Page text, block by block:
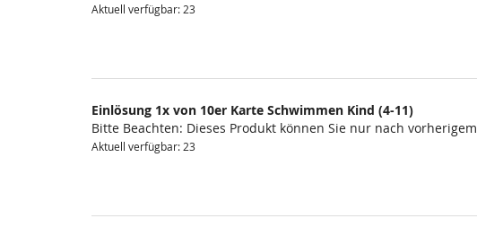
Aktuell verfügbar: 23
Einlösung 1x von 10er Karte Schwimmen Kind (4-11)
Bitte Beachten: Dieses Produkt können Sie nur nach vorherigem
Aktuell verfügbar: 23